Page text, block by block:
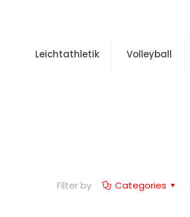
Leichtathletik Volleyball
Filter by Categories